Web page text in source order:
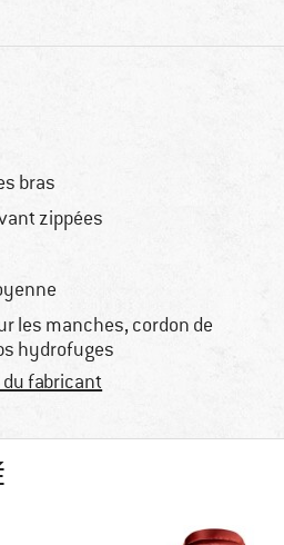
bras
zippées
les manches, cordon de
hydrofuges
fabricant